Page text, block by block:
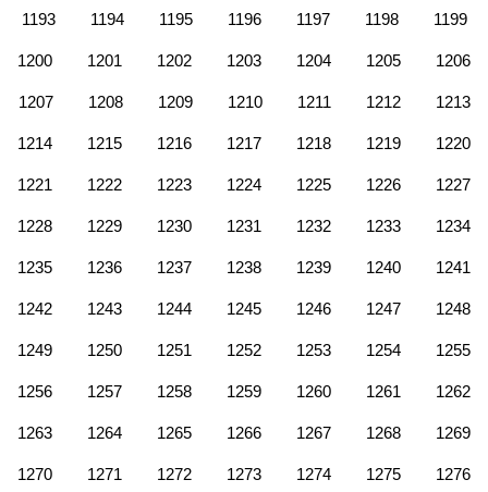
1193 1194 1195 1196 1197 1198 1199
1200 1201 1202 1203 1204 1205 1206
1207 1208 1209 1210 1211 1212 1213
1214 1215 1216 1217 1218 1219 1220
1221 1222 1223 1224 1225 1226 1227
1228 1229 1230 1231 1232 1233 1234
1235 1236 1237 1238 1239 1240 1241
1242 1243 1244 1245 1246 1247 1248
1249 1250 1251 1252 1253 1254 1255
1256 1257 1258 1259 1260 1261 1262
1263 1264 1265 1266 1267 1268 1269
1270 1271 1272 1273 1274 1275 1276